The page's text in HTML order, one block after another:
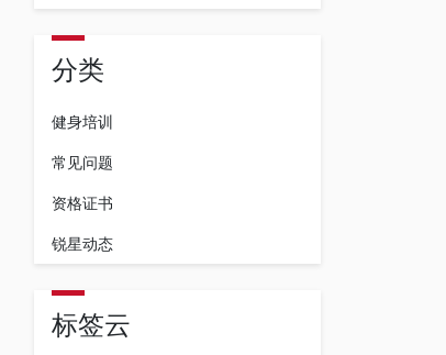
分类
健身培训
常见问题
资格证书
锐星动态
标签云